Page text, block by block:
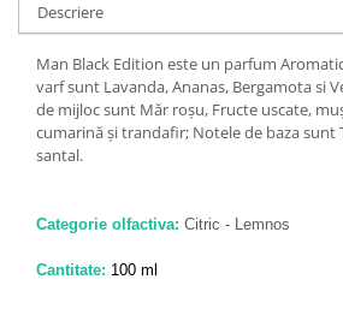
Descriere
Man Black Edition este un parfum
varf sunt Lavanda, Ananas, Bergamota si
de mijloc sunt Măr roșu, Fructe uscate,
cumarină și trandafir; Notele de baza sunt
santal.
Categorie olfactiva: Citric - Lemnos
Cantitate: 100 ml